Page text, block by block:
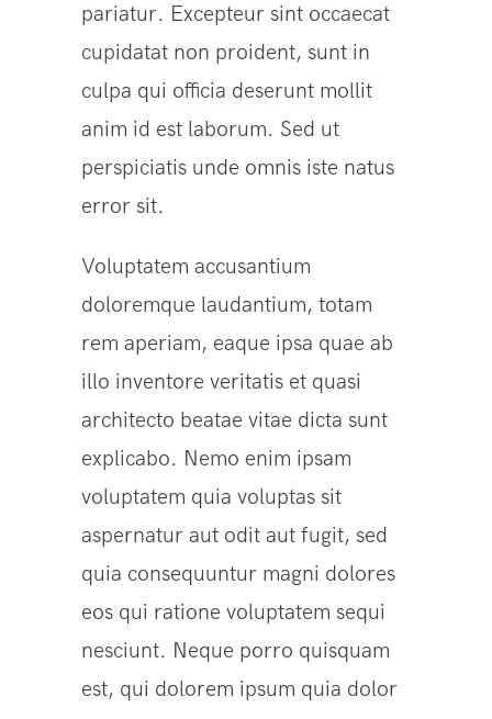
pariatur. Excepteur sint occaecat
cupidatat non proident, sunt in
culpa qui officia deserunt mollit
anim id est laborum. Sed ut
perspiciatis unde omnis iste natus
error sit.
Voluptatem accusantium
doloremque laudantium, totam
rem aperiam, eaque ipsa quae ab
illo inventore veritatis et quasi
architecto beatae vitae dicta sunt
explicabo. Nemo enim ipsam
voluptatem quia voluptas sit
aspernatur aut odit aut fugit, sed
quia consequuntur magni dolores
eos qui ratione voluptatem sequi
nesciunt. Neque porro quisquam
est, qui dolorem ipsum quia dolor